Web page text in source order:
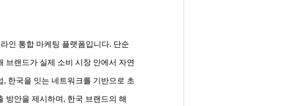
인 통합 마케팅 플랫폼입니다. 단순
브랜드가 실제 소비 시장 안에서 자연
한국을 잇는 네트워크를 기반으로 초
방안을 제시하며, 한국 브랜드의 해